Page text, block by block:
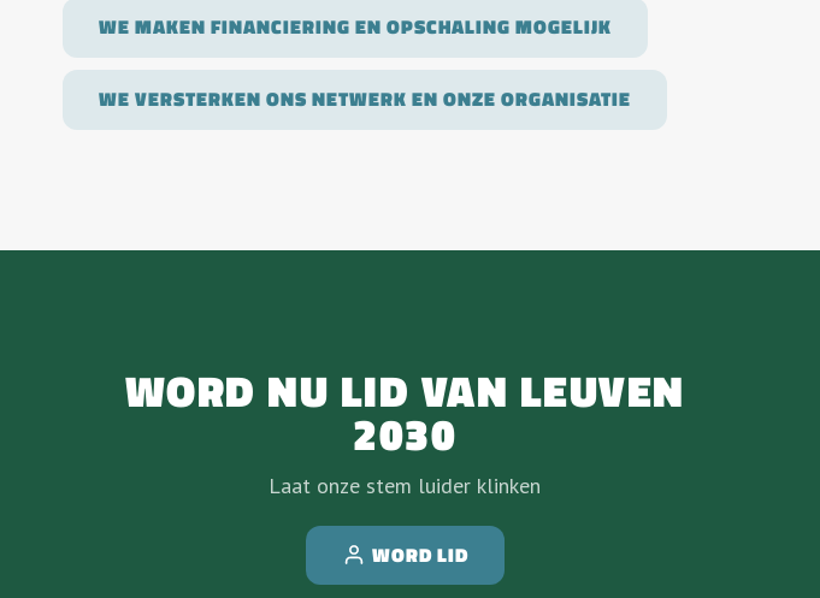
WE MAKEN FINANCIERING EN OPSCHALING MOGELIJK
WE VERSTERKEN ONS NETWERK EN ONZE ORGANISATIE
WORD NU LID VAN LEUVEN
2030
Laat onze stem luider klinken
WORD LID